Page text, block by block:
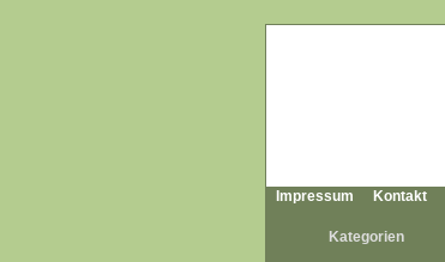
Impressum Kontakt
Kategorien